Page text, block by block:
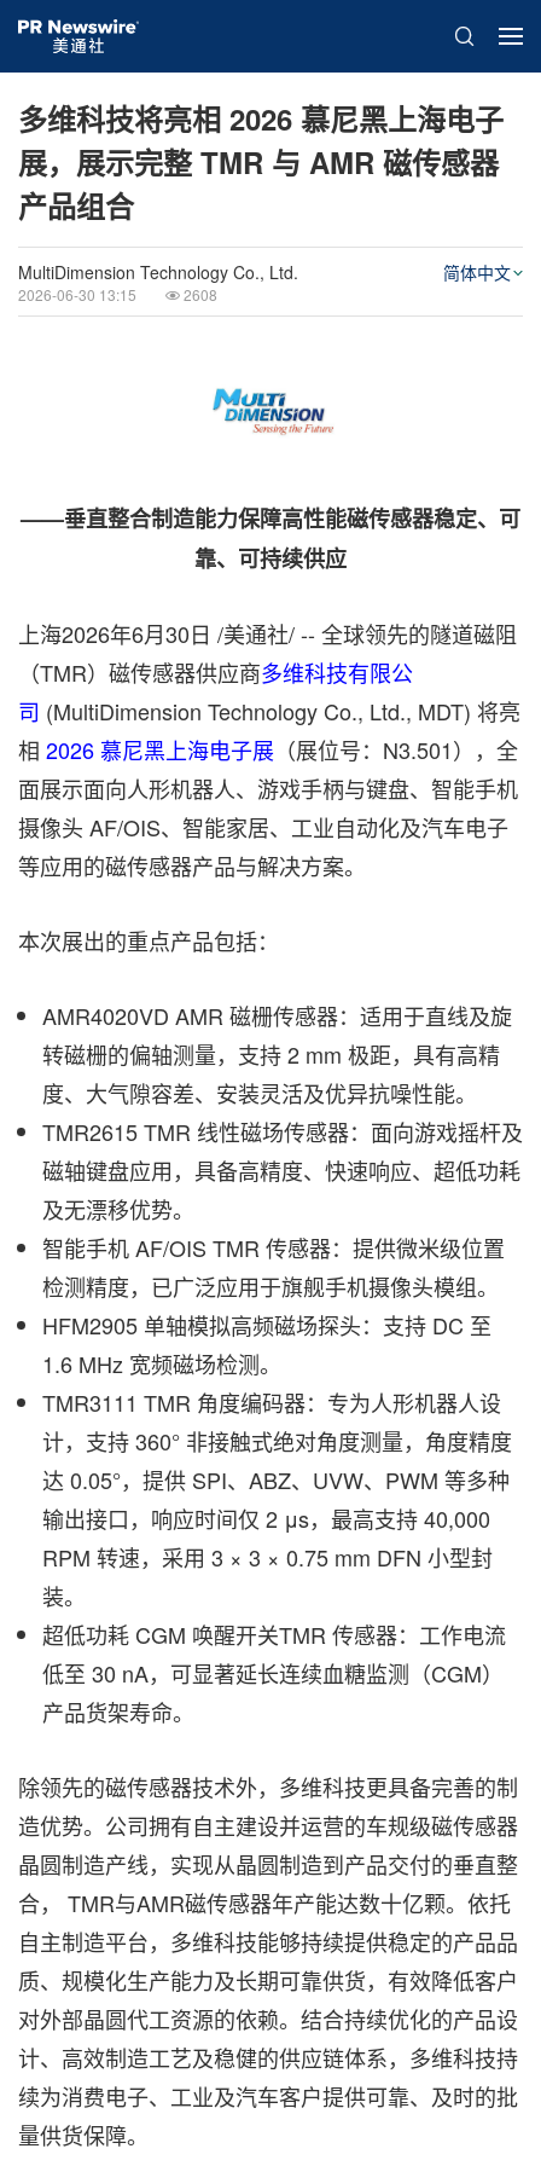
多维科技将亮相 2026 慕尼黑上海电子
展，展示完整 TMR 与 AMR 磁传感器
产品组合
MultiDimension Technology Co., Ltd.
2026-06-30 13:15 2608
简体中文
——垂直整合制造能力保障高性能磁传感器稳定、可
靠、可持续供应
上海2026年6月30日 /美通社/ -- 全球领先的隧道磁阻
（TMR）磁传感器供应商多维科技有限公
司 (MultiDimension Technology Co., Ltd., MDT) 将亮
相 2026 慕尼黑上海电子展 （展位号：N3.501），全
面展示面向人形机器人、游戏手柄与键盘、智能手机
摄像头 AF/OIS、智能家居、工业自动化及汽车电子
等应用的磁传感器产品与解决方案。
本次展出的重点产品包括：
AMR4020VD AMR 磁栅传感器：适用于直线及旋
转磁栅的偏轴测量，支持 2 mm 极距，具有高精
度、大气隙容差、安装灵活及优异抗噪性能。
TMR2615 TMR 线性磁场传感器：面向游戏摇杆及
磁轴键盘应用，具备高精度、快速响应、超低功耗
及无漂移优势。
智能手机 AF/OIS TMR 传感器：提供微米级位置
检测精度，已广泛应用于旗舰手机摄像头模组。
HFM2905 单轴模拟高频磁场探头：支持 DC 至
1.6 MHz 宽频磁场检测。
TMR3111 TMR 角度编码器：专为人形机器人设
计，支持 360° 非接触式绝对角度测量，角度精度
达 0.05°，提供 SPI、ABZ、UVW、PWM 等多种
输出接口，响应时间仅 2 μs，最高支持 40,000
RPM 转速，采用 3 × 3 × 0.75 mm DFN 小型封
装。
超低功耗 CGM 唤醒开关TMR 传感器：工作电流
低至 30 nA，可显著延长连续血糖监测（CGM）
产品货架寿命。
除领先的磁传感器技术外，多维科技更具备完善的制
造优势。公司拥有自主建设并运营的车规级磁传感器
晶圆制造产线，实现从晶圆制造到产品交付的垂直整
合， TMR与AMR磁传感器年产能达数十亿颗。依托
自主制造平台，多维科技能够持续提供稳定的产品品
质、规模化生产能力及长期可靠供货，有效降低客户
对外部晶圆代工资源的依赖。结合持续优化的产品设
计、高效制造工艺及稳健的供应链体系，多维科技持
续为消费电子、工业及汽车客户提供可靠、及时的批
量供货保障。